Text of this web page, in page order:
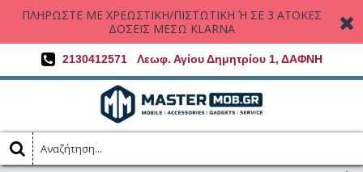
ΠΛΗΡΩΣΤΕ ΜΕ ΧΡΕΩΣΤΙΚΗ/ΠΙΣΤΩΤΙΚΗ Ή ΣΕ 3 ΑΤΟΚΕΣ
ΔΟΣΕΙΣ ΜΕΣΩ KLARNA
2130412571 Λεωφ. Αγίου Δημητρίου 1, ΔΑΦΝΗ